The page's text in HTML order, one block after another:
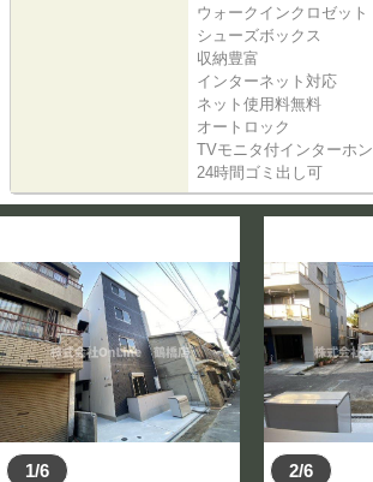
ウォークインクロゼット
シューズボックス
収納豊富
インターネット対応
ネット使用料無料
オートロック
TVモニタ付インターホン
24時間ゴミ出し可
1/6 2/6